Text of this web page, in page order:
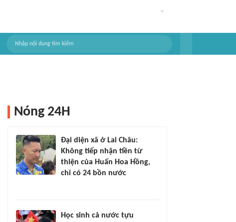
Nóng 24H
Đại diện xã ở Lai Châu:
Không tiếp nhận tiền từ
thiện của Huấn Hoa Hồng,
chỉ có 24 bồn nước
Học sinh cả nước tựu